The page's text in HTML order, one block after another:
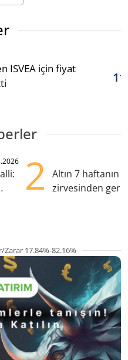
ISVEA için fiyat
2
Altın 7 haftanın
zirvesinden
17.84%-82.16%